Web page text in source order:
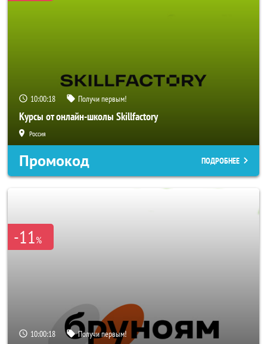
10:00:18 Получи первым!
Курсы от онлайн-школы Skillfactory
Россия
Промокод ПОДРОБНЕЕ
-11%
10:00:18 Получи первым!